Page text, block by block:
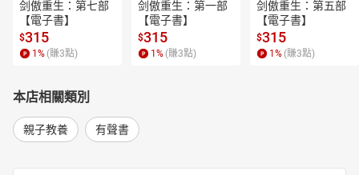
剑傲重生：第七部
【電子書】
$315
1 % (賺3點)
剑傲重生：第一部
【電子書】
$315
1 % (賺3點)
剑傲重生：第五部
【電子書】
$315
1 % (賺3點)
本店相關類別
親子教養 有聲書